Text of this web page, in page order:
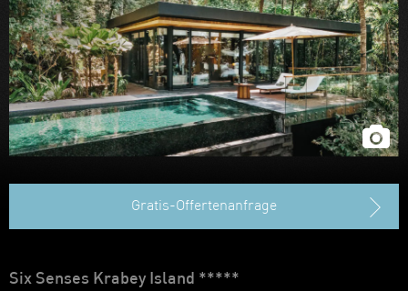
Malaysia
Singapore
Hongkong
Gratis-Offertenanfrage
Six Senses Krabey Island *****